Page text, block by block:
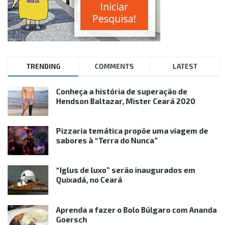
TRENDING COMMENTS LATEST
Conheça a história de superação de
Hendson Baltazar, Mister Ceará 2020
Pizzaria temática propõe uma viagem de
sabores à “Terra do Nunca”
“Iglus de luxo” serão inaugurados em
Quixadá, no Ceará
Aprenda a fazer o Bolo Búlgaro com Ananda
Goersch